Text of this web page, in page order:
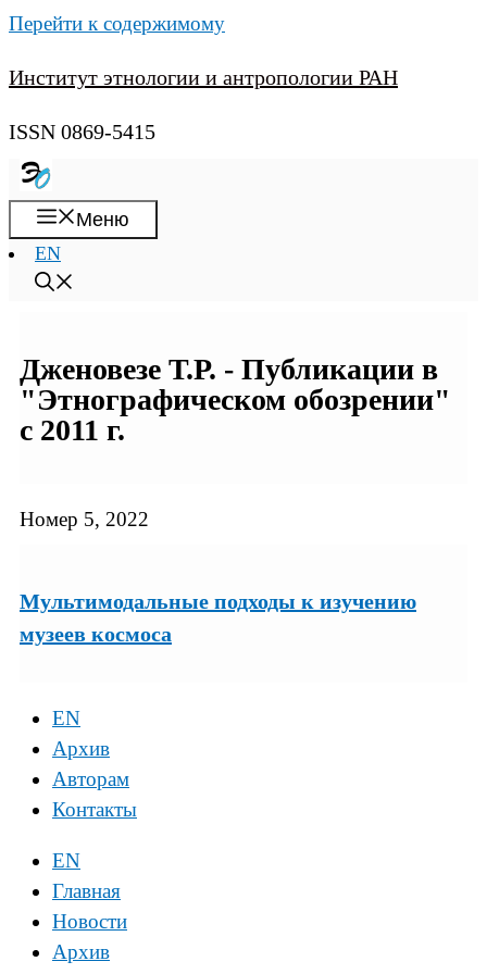
Перейти к содержимому
Институт этнологии и антропологии РАН
ISSN 0869-5415
Меню
EN
Дженовезе Т.Р. - Публикации в
"Этнографическом обозрении"
с 2011 г.
Номер 5, 2022
Мультимодальные подходы к изучению
музеев космоса
EN
Архив
Авторам
Контакты
EN
Главная
Новости
Архив